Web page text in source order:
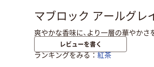
マブロック アールグレ
爽やかな香味に、より一層の華やか
レビューを書く
ランキングをみる 紅茶